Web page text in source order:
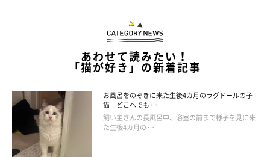
あわせて読みたい！
「猫が好き」の新着記事
お風呂をのぞきに来た生後4カ月のラグドールの子
猫 どこへでも …
飼い主さんの長風呂中、浴室の前まで様子を見に来
た生後4カ月の …